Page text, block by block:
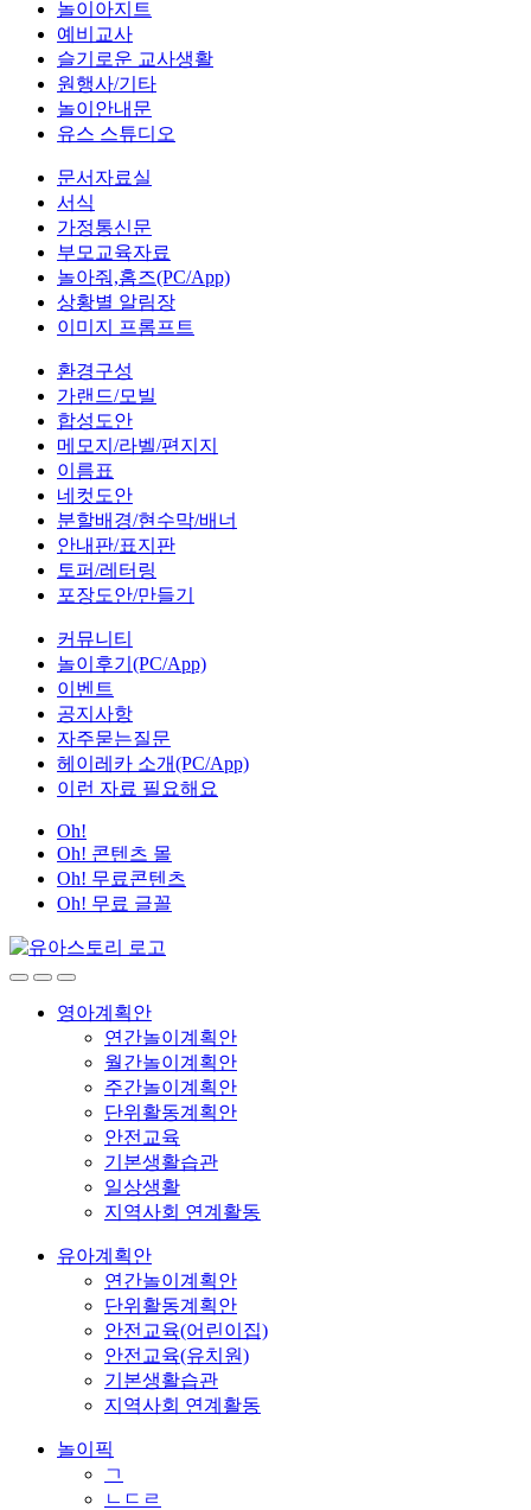
놀이아지트
예비교사
슬기로운 교사생활
원행사/기타
놀이안내문
유스 스튜디오
문서자료실
서식
가정통신문
부모교육자료
놀아줘,홈즈(PC/App)
상황별 알림장
이미지 프롬프트
환경구성
가랜드/모빌
합성도안
메모지/라벨/편지지
이름표
네컷도안
분할배경/현수막/배너
안내판/표지판
토퍼/레터링
포장도안/만들기
커뮤니티
놀이후기(PC/App)
이벤트
공지사항
자주묻는질문
헤이레카 소개(PC/App)
이런 자료 필요해요
Oh!
Oh! 콘텐츠 몰
Oh! 무료콘텐츠
Oh! 무료 글꼴
영아계획안
연간놀이계획안
월간놀이계획안
주간놀이계획안
단위활동계획안
안전교육
기본생활습관
일상생활
지역사회 연계활동
유아계획안
연간놀이계획안
단위활동계획안
안전교육(어린이집)
안전교육(유치원)
기본생활습관
지역사회 연계활동
놀이픽
ㄱ
ㄴㄷㄹ